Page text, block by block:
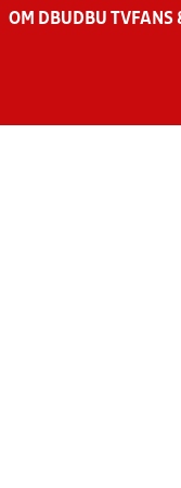
OM DBU DBU TV FANS